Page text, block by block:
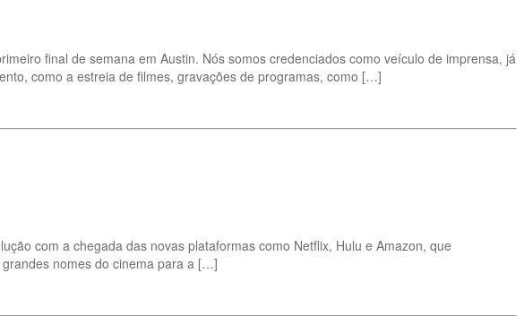
final de semana em Austin. Nós somos credenciados como veículo de imprensa, já
como a estreia de filmes, gravações de programas, como […]
com a chegada das novas plataformas como Netflix, Hulu e Amazon, que
nomes do cinema para a […]